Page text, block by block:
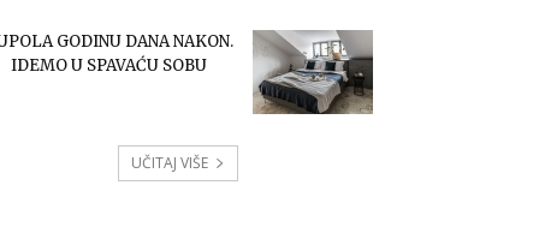
GODINU DANA NAKON.
IDEMO U SPAVAĆU SOBU
UČITAJ VIŠE